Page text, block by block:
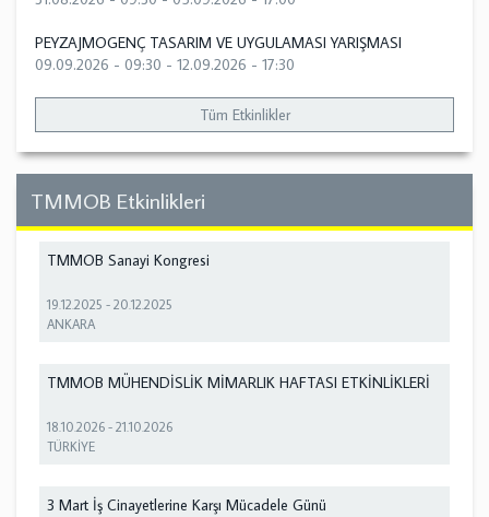
PEYZAJMOGENÇ TASARIM VE UYGULAMASI YARIŞMASI
09.09.2026 - 09:30 - 12.09.2026 - 17:30
Tüm Etkinlikler
TMMOB Etkinlikleri
TMMOB Sanayi Kongresi
19.12.2025 -20.12.2025
ANKARA
TMMOB MÜHENDİSLİK MİMARLIK HAFTASI ETKİNLİKLERİ
18.10.2026 -21.10.2026
TÜRKİYE
3 Mart İş Cinayetlerine Karşı Mücadele Günü